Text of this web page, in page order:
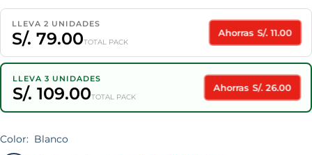
LLEVA 2 UNIDADES
S/. 79.00TOTAL PACK
Ahorras S/. 11.00
LLEVA 3 UNIDADES
S/. 109.00TOTAL PACK
Ahorras S/. 26.00
Color: Blanco